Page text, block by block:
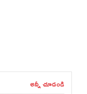
అన్నీ చూడండి